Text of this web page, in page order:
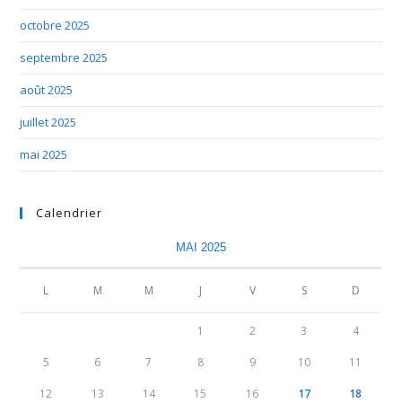
octobre 2025
septembre 2025
août 2025
juillet 2025
mai 2025
Calendrier
MAI 2025
L M M J V S D
1 2 3 4
5 6 7 8 9 10 11
12 13 14 15 16 17 18